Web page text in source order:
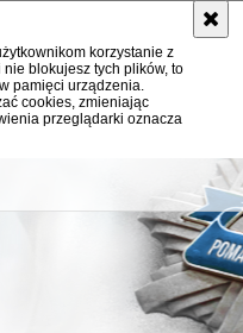
korzystanie z
blokujesz tych plików, to
pamięci urządzenia.
cookies, zmieniając
przeglądarki oznacza